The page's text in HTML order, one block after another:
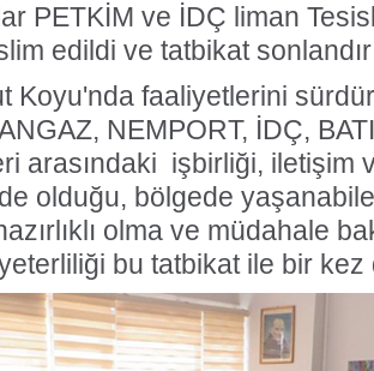
PETKİM ve İDÇ liman
edildi ve tatbikat
Koyu'nda faaliyetlerini
NEMPORT, İDÇ,
arasındaki işbirliği, iletişim
olduğu, bölgede
olma ve müdahale
bu tatbikat ile bir kez